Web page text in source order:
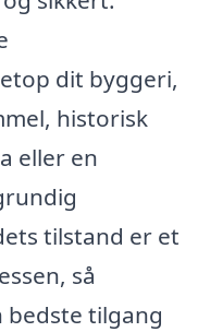
dit byggeri,
historisk
eller en
tilstand er et
så
bedste tilgang